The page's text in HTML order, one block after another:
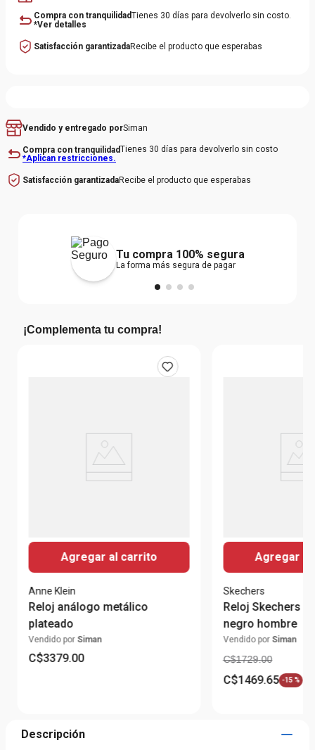
Compra con tranquilidadTienes 30 días para devolverlo sin costo.
*Ver detalles
Satisfacción garantizadaRecibe el producto que esperabas
Vendido y entregado porSiman
Compra con tranquilidadTienes 30 días para devolverlo sin costo
*Aplican restricciones.
Satisfacción garantizadaRecibe el producto que esperabas
Tu compra 100% segura
La forma más segura de pagar
¡Complementa tu compra!
Agregar al carrito
Anne Klein
Reloj análogo metálico
plateado
Vendido por Siman
C$3379.00
Agregar
Skechers
Reloj Skechers
negro hombre
Vendido por Siman
C$1729.00
C$1469.65 -15 %
Descripción